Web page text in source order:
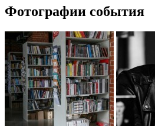
Фотографии события